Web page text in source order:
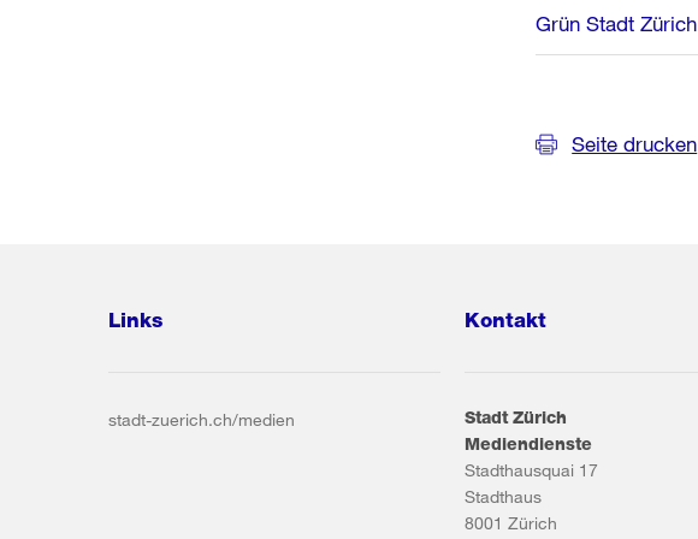
Grün Stadt Zürich
Seite drucken
Links
stadt-zuerich.ch/medien
Kontakt
Stadt Zürich
Mediendienste
Stadthausquai 17
Stadthaus
8001 Zürich